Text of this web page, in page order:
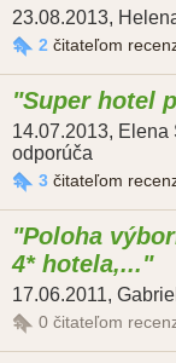
23.08.2013,
2 čitateľom
Super hotel
14.07.2013, Elena
odporúča
3 čitateľom
Poloha
4* hotela,...
17.06.2011,
0 čitateľom